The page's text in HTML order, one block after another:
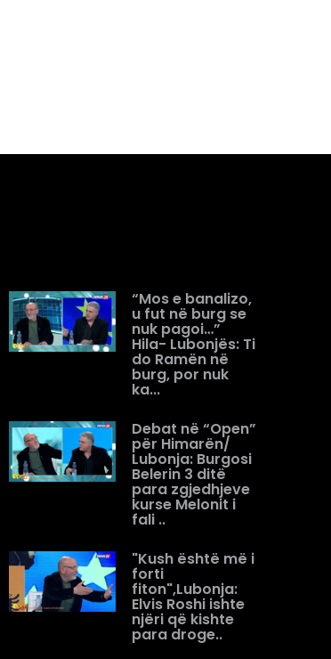
“Mos e banalizo,
u fut në burg se
nuk pagoi…”
Hila- Lubonjës: Ti
do Ramën në
burg, por nuk
ka...
Debat në “Open”
për Himarën/
Lubonja: Burgosi
Belerin 3 ditë
para zgjedhjeve
kurse Melonit i
fali ..
"Kush është më i
forti
fiton",Lubonja:
Elvis Roshi ishte
njëri që kishte
para droge..